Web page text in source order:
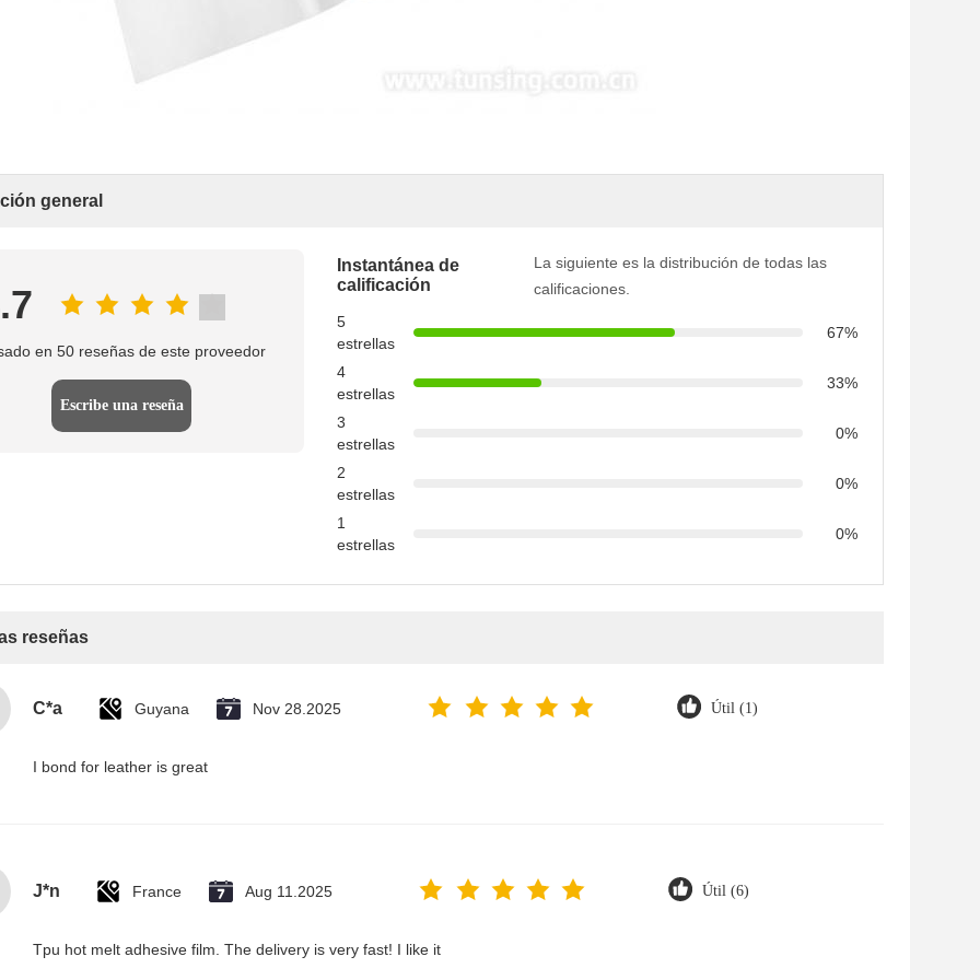
general
en 50 reseñas de este proveedor
Escribe una reseña
Instantánea de
calificación
La siguiente es la distribución de todas las
calificaciones.
5
estrellas
67%
4
estrellas
33%
3
estrellas
0%
2
estrellas
0%
1
estrellas
0%
reseñas
C*a Guyana Nov 28.2025 Útil (1)
I bond for leather is great
J*n France Aug 11.2025 Útil (6)
Tpu hot melt adhesive film. The delivery is very fast! I like it